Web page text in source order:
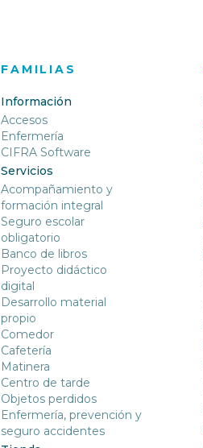
FAMILIAS
Información
Accesos
Enfermería
CIFRA Software
Servicios
Acompañamiento y
formación integral
Seguro escolar
obligatorio
Banco de libros
Proyecto didáctico
digital
Desarrollo material
propio
Comedor
Cafetería
Matinera
Centro de tarde
Objetos perdidos
Enfermería, prevención y
seguro accidentes